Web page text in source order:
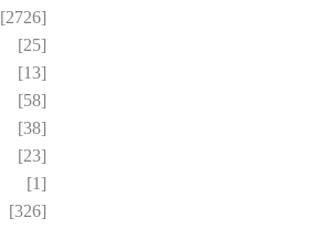
[2726]
[25]
[13]
[58]
[38]
[23]
[1]
[326]